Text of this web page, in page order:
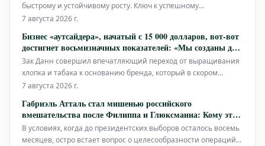
быстрому и устойчивому росту. Ключ к успешному
прохождению этого сложного пути лежит не только в наличии
решений на каждом шагу. Именно здесь принятие решений,
основанное на данных (DDDM),
7 августа 2026 г.
Бизнес «аутсайдера», начатый с 15 000 долларов, вот-вот
достигнет восьмизначных показателей: «Мы созданы для
виральности»
Зак Данн совершил впечатляющий переход от выращивания
хлопка и табака к основанию бренда, который в скором
времени должен достичь восьмизначных показателей. Его
скромных инвестиций в 15 000 долларов, можно построить
процветающий бизнес, изн
7 августа 2026 г.
Габриэль Атталь стал мишенью российского
вмешательства после Филиппа и Глюксманна: Кому это
выгодно?
В условиях, когда до президентских выборов осталось восемь
месяцев, остро встает вопрос о целесообразности операций